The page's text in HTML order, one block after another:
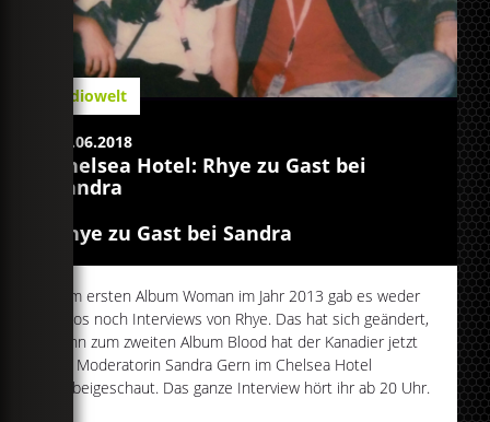
Radiowelt
28.06.2018
Chelsea Hotel: Rhye zu Gast bei
Sandra
Rhye zu Gast bei Sandra
Zum ersten Album Woman im Jahr 2013 gab es weder
Fotos noch Interviews von Rhye. Das hat sich geändert,
denn zum zweiten Album Blood hat der Kanadier jetzt
bei Moderatorin Sandra Gern im Chelsea Hotel
vorbeigeschaut. Das ganze Interview hört ihr ab 20 Uhr.